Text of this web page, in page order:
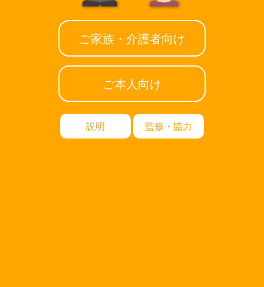
ご家族・介護者向け
ご本人向け
説明 監修・協力